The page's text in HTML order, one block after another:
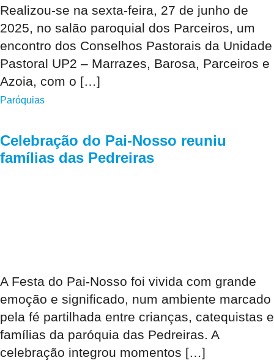
Realizou-se na sexta-feira, 27 de junho de
2025, no salão paroquial dos Parceiros, um
encontro dos Conselhos Pastorais da Unidade
Pastoral UP2 – Marrazes, Barosa, Parceiros e
Azoia, com o […]
Paróquias
Celebração do Pai-Nosso reuniu
famílias das Pedreiras
A Festa do Pai-Nosso foi vivida com grande
emoção e significado, num ambiente marcado
pela fé partilhada entre crianças, catequistas e
famílias da paróquia das Pedreiras. A
celebração integrou momentos […]